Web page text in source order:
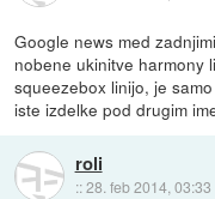
Google news med
nobene ukinitve harmony
squeezebox linijo, je
iste izdelke pod drugim
roli
::28. feb 2014, 03:33